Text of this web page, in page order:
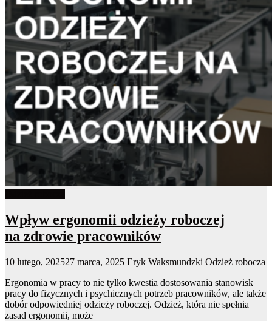
Wpływ ergonomii odzieży roboczej
na zdrowie pracowników
10 lutego, 202527 marca, 2025 Eryk Waksmundzki Odzież robocza
Ergonomia w pracy to nie tylko kwestia dostosowania stanowisk
pracy do fizycznych i psychicznych potrzeb pracowników, ale także
dobór odpowiedniej odzieży roboczej. Odzież, która nie spełnia
zasad ergonomii, może